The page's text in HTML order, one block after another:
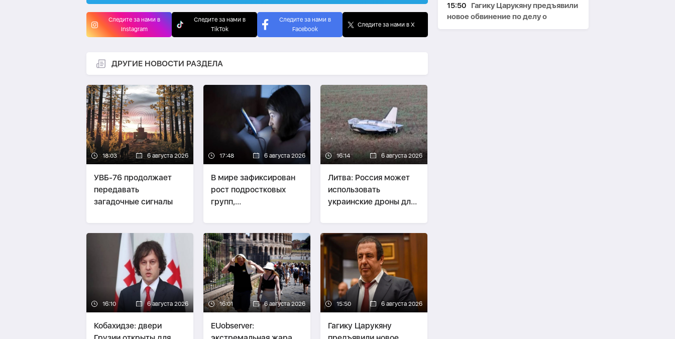
Следите за нами в
Instagram
Следите за нами в
TikTok
Следите за нами в
Facebook
Следите за нами в X
ДРУГИЕ НОВОСТИ РАЗДЕЛА
18:03 6 августа 2026
УВБ-76 продолжает
передавать
загадочные сигналы
17:48 6 августа 2026
В мире зафиксирован
рост подростковых
групп,
насилие в интернете
16:14 6 августа 2026
Литва: Россия может
использовать
украинские дроны для
Балтии
16:10 6 августа 2026
Кобахидзе: двери
16:01 6 августа 2026
EUobserver:
15:50 6 августа 2026
Гагику Царукяну
15:50
Гагику Царукяну предъявили
новое обвинение по делу о
вымогательстве $2,5 млн